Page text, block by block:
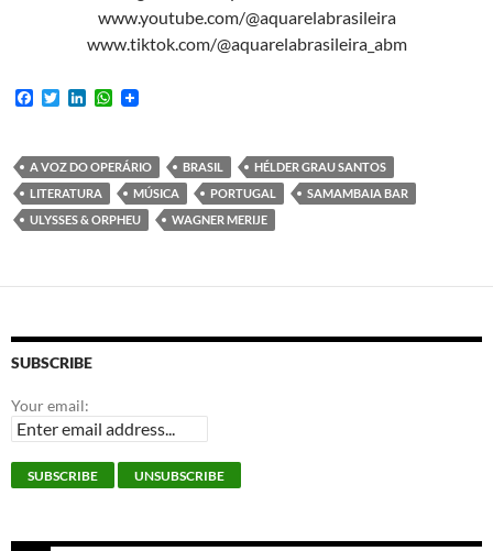
www.youtube.com/@aquarelabrasileira
www.tiktok.com/@aquarelabrasileira_abm
F
b
o
o
k
T
t
e
r
e
d
I
n
W
s
A
p
p
A VOZ DO OPERÁRIO BRASIL
HÉLDER GRAU SANTOS
LITERATURA
MÚSICA PORTUGAL
SAMAMBAIA BAR
ULYSSES & ORPHEU
WAGNER MERIJE
SUBSCRIBE
Your email: